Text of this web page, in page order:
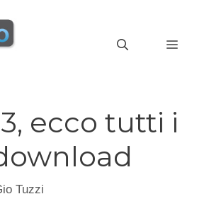
ecco tutti i
Tuzzi